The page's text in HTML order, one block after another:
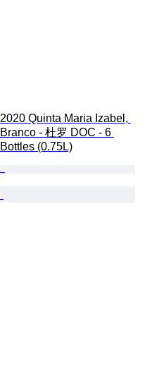
2020 Quinta Maria Izabel,
Branco - 杜罗 DOC - 6
Bottles (0.75L)